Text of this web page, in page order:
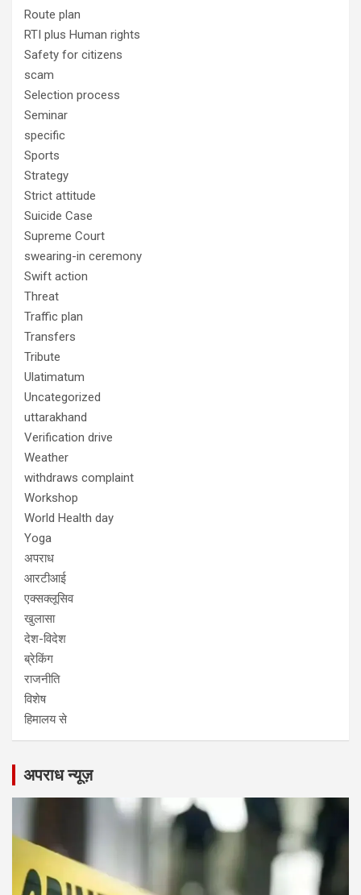
Route plan
RTI plus Human rights
Safety for citizens
scam
Selection process
Seminar
specific
Sports
Strategy
Strict attitude
Suicide Case
Supreme Court
swearing-in ceremony
Swift action
Threat
Traffic plan
Transfers
Tribute
Ulatimatum
Uncategorized
uttarakhand
Verification drive
Weather
withdraws complaint
Workshop
World Health day
Yoga
अपराध
आरटीआई
एक्सक्लूसिव
खुलासा
देश-विदेश
ब्रेकिंग
राजनीति
विशेष
हिमालय से
अपराध न्यूज़